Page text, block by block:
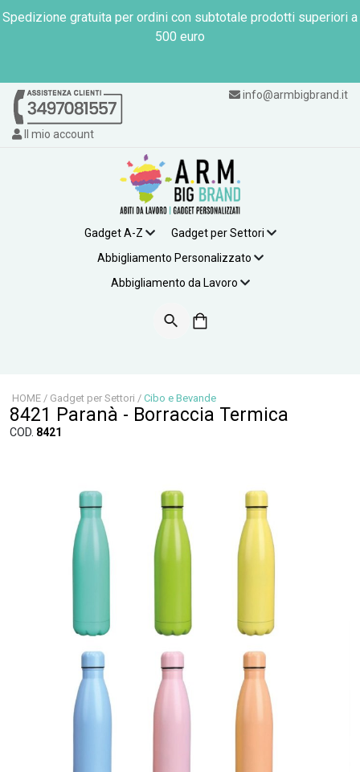
Spedizione gratuita per ordini con subtotale prodotti superiori a
500 euro
info@armbigbrand.it
Il mio account
Gadget A-Z
Gadget per Settori
Abbigliamento Personalizzato
Abbigliamento da Lavoro
HOME / Gadget per Settori / Cibo e Bevande
8421 Paranà - Borraccia Termica
COD. 8421